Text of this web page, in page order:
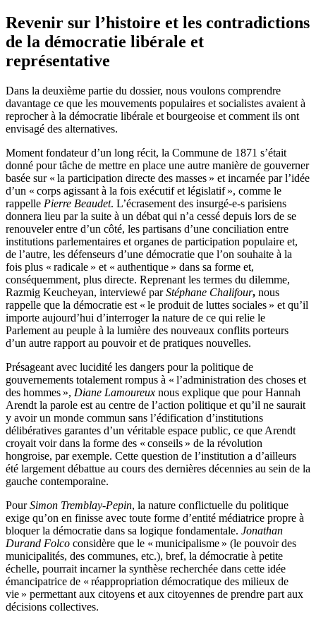
Revenir sur l’histoire et les contradictions
de la démocratie libérale et
représentative
Dans la deuxième partie du dossier, nous voulons comprendre
davantage ce que les mouvements populaires et socialistes avaient à
reprocher à la démocratie libérale et bourgeoise et comment ils ont
envisagé des alternatives.
Moment fondateur d’un long récit, la Commune de 1871 s’était
donné pour tâche de mettre en place une autre manière de gouverner
basée sur « la participation directe des masses » et incarnée par l’idée
d’un « corps agissant à la fois exécutif et législatif », comme le
rappelle Pierre Beaudet. L’écrasement des insurgé-e-s parisiens
donnera lieu par la suite à un débat qui n’a cessé depuis lors de se
renouveler entre d’un côté, les partisans d’une conciliation entre
institutions parlementaires et organes de participation populaire et,
de l’autre, les défenseurs d’une démocratie que l’on souhaite à la
fois plus « radicale » et « authentique » dans sa forme et,
conséquemment, plus directe. Reprenant les termes du dilemme,
Razmig Keucheyan, interviewé parStéphane Chalifour, nous
rappelle que la démocratie est « le produit de luttes sociales » et qu’il
importe aujourd’hui d’interroger la nature de ce qui relie le
Parlement au peuple à la lumière des nouveaux conflits porteurs
d’un autre rapport au pouvoir et de pratiques nouvelles.
Présageant avec lucidité les dangers pour la politique de
gouvernements totalement rompus à « l’administration des choses et
des hommes », Diane Lamoureux nous explique que pour Hannah
Arendt la parole est au centre de l’action politique et qu’il ne saurait
y avoir un monde commun sans l’édification d’institutions
délibératives garantes d’un véritable espace public, ce que Arendt
croyait voir dans la forme des « conseils » de la révolution
hongroise, par exemple. Cette question de l’institution a d’ailleurs
été largement débattue au cours des dernières décennies au sein de la
gauche contemporaine.
PourSimon Tremblay-Pepin, la nature conflictuelle du politique
exige qu’on en finisse avec toute forme d’entité médiatrice propre à
bloquer la démocratie dans sa logique fondamentale. Jonathan
Durand Folco considère que le « municipalisme » (le pouvoir des
municipalités, des communes, etc.), bref, la démocratie à petite
échelle, pourrait incarner la synthèse recherchée dans cette idée
émancipatrice de « réappropriation démocratique des milieux de
vie » permettant aux citoyens et aux citoyennes de prendre part aux
décisions collectives.